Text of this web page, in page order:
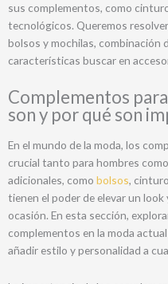
sus complementos, como
tecnológicos. Queremos
bolsos y mochilas, combinación
características buscar en
Complementos
son y por qué son
En el mundo de la moda, los
crucial tanto para hombres
adicionales, como bolsos,
tienen el poder de elevar un
ocasión. En esta sección,
complementos en la moda
añadir estilo y personalidad a